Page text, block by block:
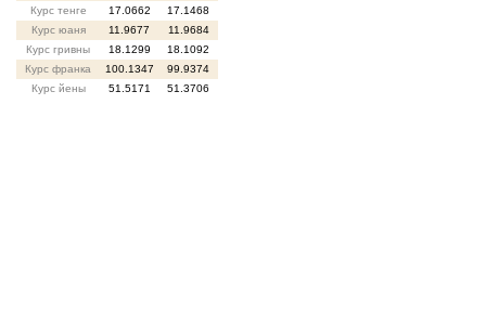
Курс тенге
17.0662
17.1468
Курс юаня
11.9677
11.9684
Курс гривны
18.1299
18.1092
Курс франка
100.1347
99.9374
Курс йены
51.5171 51.3706